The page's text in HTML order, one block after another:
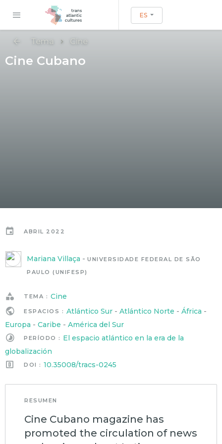
ES
Tema Cine
Cine Cubano
ABRIL 2022
Mariana Villaça - UNIVERSIDADE FEDERAL DE SÃO
PAULO (UNIFESP)
TEMA : Cine
ESPACIOS : Atlántico Sur- Atlántico Norte - África -
Europa - Caribe - América del Sur
PERÍODO : El espacio atlántico en la era de la
globalización
DOI : 10.35008/tracs-0245
RESUMEN
Cine Cubano magazine has
promoted the circulation of news